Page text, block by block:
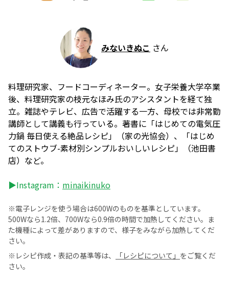
みないきぬこ さん
料理研究家、フードコーディネーター。女子栄養大学卒業
後、料理研究家の枝元なほみ氏のアシスタントを経て独
立。雑誌やテレビ、広告で活躍する一方、母校では非常勤
講師として講義も行っている。著書に「はじめての電気圧
力鍋 毎日使える絶品レシピ」（家の光協会）、「はじめ
てのストウブ-素材別シンプルおいしいレシピ」（池田書
店）など。
▶Instagram： minaikinuko
※電子レンジを使う場合は600Wのものを基準としています。
500Wなら1.2倍、700Wなら0.9倍の時間で加熱してください。ま
た機種によって差がありますので、様子をみながら加熱してくだ
さい。
※レシピ作成・表記の基準等は、
「レシピについて」 をご覧くだ
さい。